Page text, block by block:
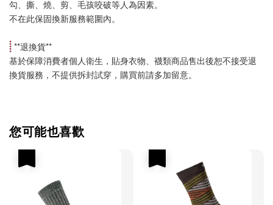
勾、撕、燒、剪、毛孩咬破等人為因素。
不在此保固換新服務範圍內。
**退換貨**
基於保障消費者個人衛生，貼身衣物、襪類商品售出後恕不接受退
換貨服務，不提供拆封試穿，購買前請多加留意。
您可能也喜歡